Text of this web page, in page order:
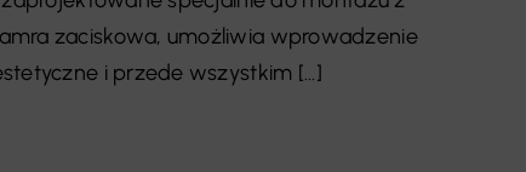
zaciskowa, umożliwia wprowadzenie
i przede wszystkim [...]